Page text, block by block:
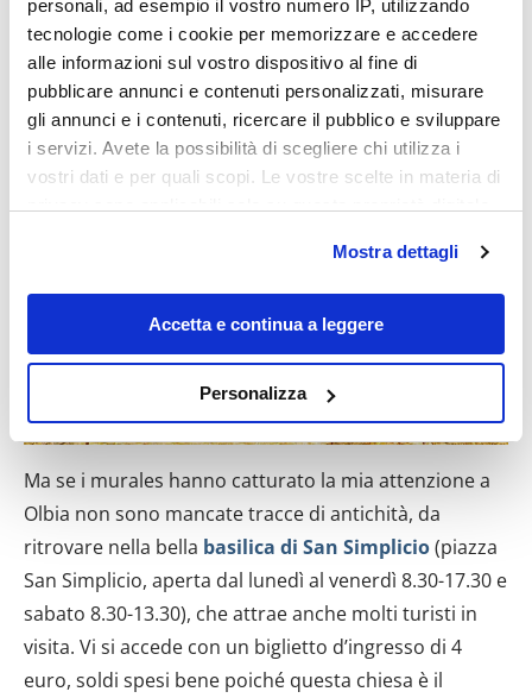
personali, ad esempio il vostro numero IP, utilizzando
tecnologie come i cookie per memorizzare e accedere
alle informazioni sul vostro dispositivo al fine di
pubblicare annunci e contenuti personalizzati, misurare
gli annunci e i contenuti, ricercare il pubblico e sviluppare
i servizi. Avete la possibilità di scegliere chi utilizza i
vostri dati e per quali scopi. Le vostre scelte in materia di
modificare o revocare il proprio consenso in qualsiasi
momento dalla Dichiarazione sui cookie o facendo clic
sull'icona di attivazione della privacy.
raccogliere informazioni sulla tua posizione
geografica, con un'approssimazione di qualche
attivamente alla ricerca di caratteristiche specifiche
(impronte digitali).
Approfondisci come vengono elaborati i tuoi dati personali
e imposta le tue preferenze nellasezione dettagli. Puoi
modificare o ritirare il tuo consenso in qualsiasi momento
dalla Dichiarazione sui cookie.
Mostra dettagli
Accetta e continua a leggere
Personalizza
Le chiese della città, tra fede e spiritualità
Ma se i murales hanno catturato la mia attenzione a
Olbia non sono mancate tracce di antichità, da
ritrovare nella bella basilica di San Simplicio(piazza
San Simplicio, aperta dal lunedì al venerdì 8.30-17.30 e
sabato 8.30-13.30), che attrae anche molti turisti in
visita. Vi si accede con un biglietto d’ingresso di 4
euro, soldi spesi bene poiché questa chiesa è il